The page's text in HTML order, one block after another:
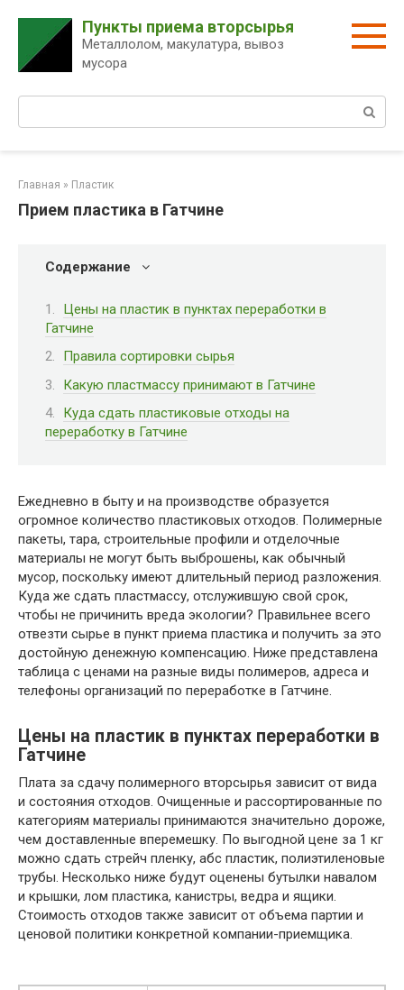
контенту
Пункты приема вторсырья
Металлолом, макулатура, вывоз
мусора
Главная » Пластик
Прием пластика в Гатчине
Содержание
Цены на пластик в пунктах переработки в
Гатчине
Правила сортировки сырья
Какую пластмассу принимают в Гатчине
Куда сдать пластиковые отходы на
переработку в Гатчине
Ежедневно в быту и на производстве образуется
огромное количество пластиковых отходов. Полимерные
пакеты, тара, строительные профили и отделочные
материалы не могут быть выброшены, как обычный
мусор, поскольку имеют длительный период разложения.
Куда же сдать пластмассу, отслужившую свой срок,
чтобы не причинить вреда экологии? Правильнее всего
отвезти сырье в пункт приема пластика и получить за это
достойную денежную компенсацию. Ниже представлена
таблица с ценами на разные виды полимеров, адреса и
телефоны организаций по переработке в Гатчине.
Цены на пластик в пунктах переработки в
Гатчине
Плата за сдачу полимерного вторсырья зависит от вида
и состояния отходов. Очищенные и рассортированные по
категориям материалы принимаются значительно дороже,
чем доставленные вперемешку. По выгодной цене за 1 кг
можно сдать стрейч пленку, абс пластик, полиэтиленовые
трубы. Несколько ниже будут оценены бутылки навалом
и крышки, лом пластика, канистры, ведра и ящики.
Стоимость отходов также зависит от объема партии и
ценовой политики конкретной компании-приемщика.